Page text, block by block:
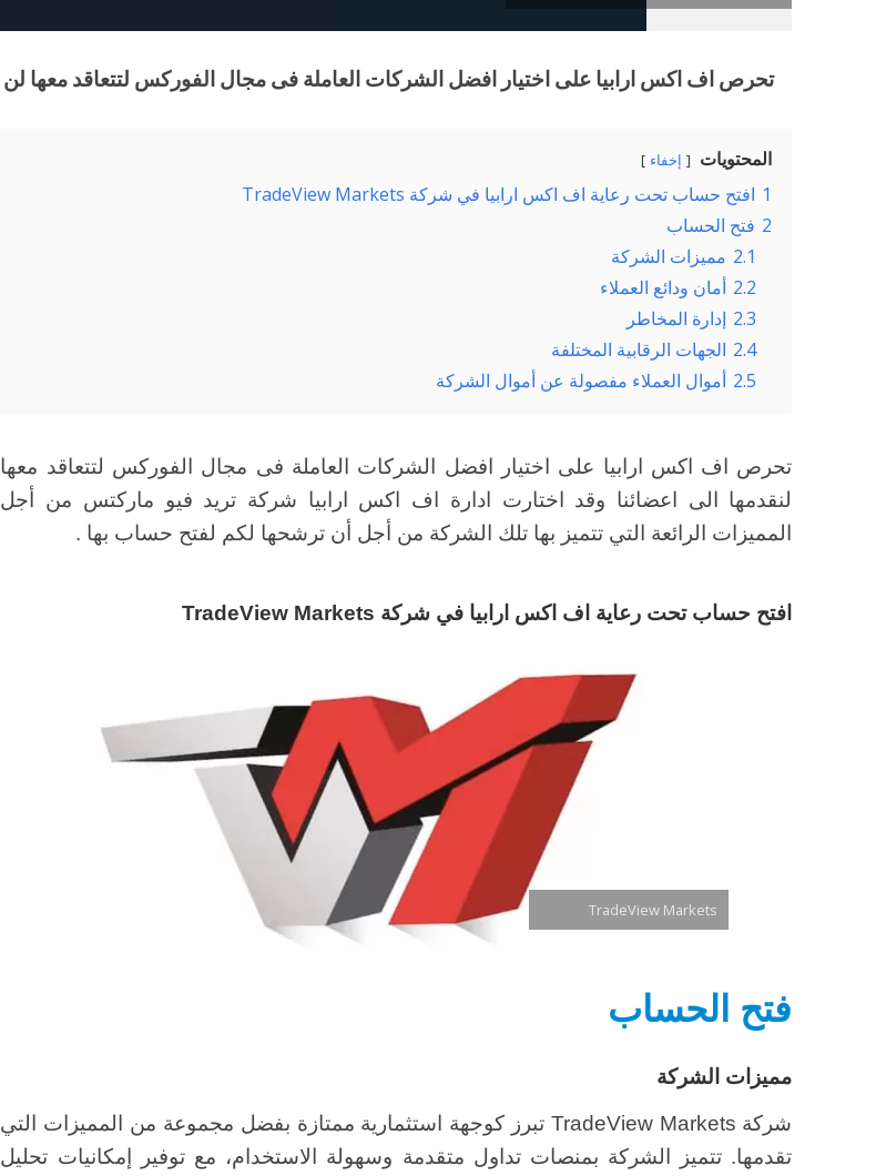
تحرص اف اكس ارابيا على اختيار افضل الشركات العاملة فى مجال الفوركس لتتعاقد معها لن
المحتويات إخفاء
1 افتح حساب تحت رعاية اف اكس ارابيا في شركة TradeView Markets
2 فتح الحساب
2.1 مميزات الشركة
2.2 أمان ودائع العملاء
2.3 إدارة المخاطر
2.4 الجهات الرقابية المختلفة
2.5 أموال العملاء مفصولة عن أموال الشركة
تحرص اف اكس ارابيا على اختيار افضل الشركات العاملة فى مجال الفوركس لتتعاقد معها
لنقدمها الى اعضائنا وقد اختارت ادارة اف اكس ارابيا شركة تريد فيو ماركتس من أجل
المميزات الرائعة التي تتميز بها تلك الشركة من أجل أن ترشحها لكم لفتح حساب بها .
افتح حساب تحت رعاية اف اكس ارابيا في شركة TradeView Markets
TradeView Markets
فتح الحساب
مميزات الشركة
شركة TradeView Markets تبرز كوجهة استثمارية ممتازة بفضل مجموعة من المميزات التي
تقدمها. تتميز الشركة بمنصات تداول متقدمة وسهولة الاستخدام، مع توفير إمكانيات تحليل